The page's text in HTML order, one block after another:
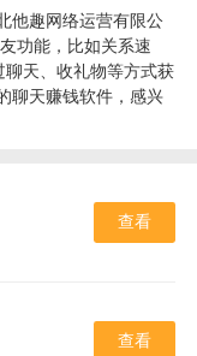
他趣网络运营有限公
功能，比如关系速
天、收礼物等方式获
聊天赚钱软件，感兴
查看
查看